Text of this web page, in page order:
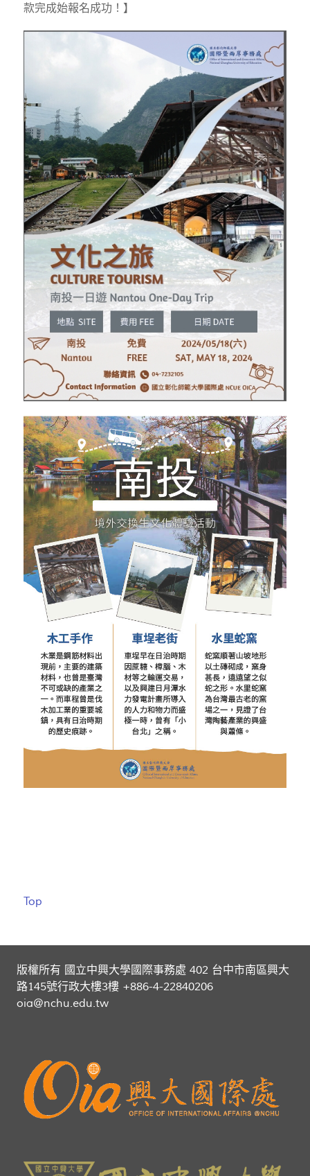
款完成始報名成功！】
Top
版權所有 國立中興大學國際事務處 402 台中市南區興大
路145號行政大樓3樓 +886-4-22840206
oia@nchu.edu.tw